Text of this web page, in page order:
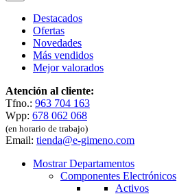
Destacados
Ofertas
Novedades
Más vendidos
Mejor valorados
Atención al cliente:
Tfno.: 963 704 163
Wpp: 678 062 068
(en horario de trabajo)
Email: tienda@e-gimeno.com
Mostrar Departamentos
Componentes Electrónicos
Activos